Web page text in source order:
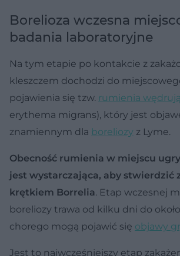
Borelioza wczesna
badania laboratoryjne
Na tym etapie po kontakcie z
kleszczem dochodzi do
pojawienia się tzw. rumienia
erythema migrans), który jest
znamiennym dla boreliozy z Lyme.
Obecność rumienia w miejscu
jest wystarczająca, aby stwierdzić
krętkiem Borrelia. Etap wczesnej
boreliozy trawa od kilku dni do
chorego mogą pojawić się objawy
Jest to najwcześniejszy etap